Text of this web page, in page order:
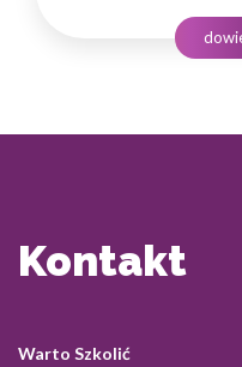
wyników. W
gdzie tempo pracy i
Kontakt
Warto Szkolić